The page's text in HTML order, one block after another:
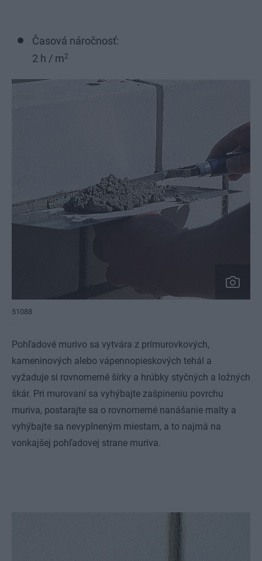
Časová náročnosť:
2 h / m2
51088
Pohľadové murivo sa vytvára z prímurovkových,
kameninových alebo vápennopieskových tehál a
vyžaduje si rovnomerné šírky a hrúbky styčných a ložných
škár. Pri murovaní sa vyhýbajte zašpineniu povrchu
muriva, postarajte sa o rovnomerné nanášanie malty a
vyhýbajte sa nevyplneným miestam, a to najmä na
vonkajšej pohľadovej strane muriva.